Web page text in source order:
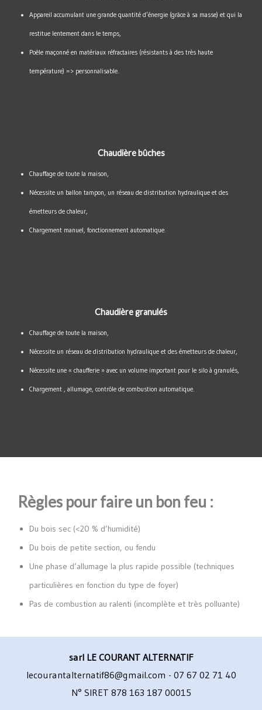
Appareil accumulant une grande quantité d’énergie (grâce à sa masse) et qui la
restitue lentement dans le temps,
Poêle maçonné en matériaux réfractaires (résistants à des très haute
température) => personnalisable.
Chaudière bûches
Chauffage de toute la maison,
Nécessite un ballon tampon, un réseau de distribution hydraulique et des
émetteurs de chaleur,
Chargement manuel, fonctionnement automatique.
Chaudière granulés
Chauffage de toute la maison,
Nécessite un réseau de distribution hydraulique et des émetteurs de chaleur,
Nécessite une « chaufferie » avec un volume important pour le silo à granulés,
Chargement , allumage, contrôle de combustion automatique.
Règles pour faire un bon feu :
Du bois sec (<20 % d’humidité)
Du bois de petite section, ou fendu
Une phase d’allumage la plus rapide possible (techniques
particulières en fonction du type de foyer)
Pas de combustion au ralenti (incomplète et très polluante)
sarl LE COURANT ALTERNATIF
lecourantalternatif86@gmail.com - 07 67 02 71 40
N° SIRET 878 163 187 00015